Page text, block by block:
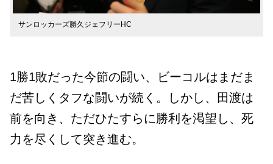
サンロッカーズ勝久ジェフリーHC
1勝1敗だった今節の闘い、ビーコルはまだま
だ苦しくタフな闘いが続く。しかし、田渡は
前を向き、ただひたすらに勝利を渇望し、死
力を尽くして突き進む。